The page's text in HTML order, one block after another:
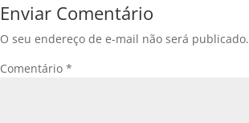
Enviar Comentário
O seu endereço de e-mail não será publicado.
Comentário*